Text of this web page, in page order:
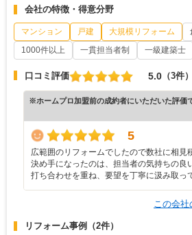
会社の特徴・得意分野
マンション 戸建 大規模リフォーム
1000件以上
一貫担当者制 一級建築士
口コミ評価 5.0 （3件）
※ホームプロ加盟前の成約者にいただいた評価
5
広範囲のリフォームでしたので数社に相見
決め手になったのは、担当者の気持ちの良
打ち合わせを重ね、要望を丁寧に汲み取っ
この会
リフォーム事例 （2件）